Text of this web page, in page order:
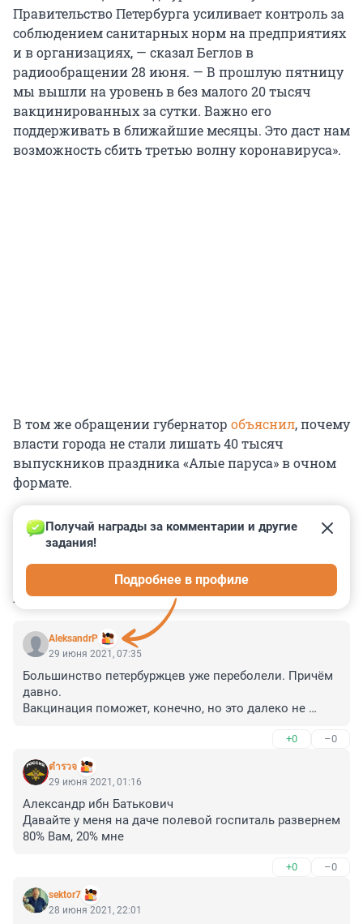
Правительство Петербурга усиливает контроль за
соблюдением санитарных норм на предприятиях
и в организациях, — сказал Беглов в
радиообращении 28 июня. — В прошлую пятницу
мы вышли на уровень в без малого 20 тысяч
вакцинированных за сутки. Важно его
поддерживать в ближайшие месяцы. Это даст нам
возможность сбить третью волну коронавируса».
В том же обращении губернатор объяснил, почему
власти города не стали лишать 40 тысяч
выпускников праздника «Алые паруса» в очном
формате.
КОММЕНТАРИИ 25
AleksandrP
Получай награды за комментарии и другие
задания!
Подробнее в профиле
29 июня 2021, 07:35
Большинство петербуржцев уже переболели. Причём
давно.
Вакцинация поможет, конечно, но это далеко не
Даже так: возраста 60-65, кто вынужден работать а не
сидеть подтопим и дачам.
+0 –0
ตำรวจ
29 июня 2021, 01:16
Александр ибн Батькович
Давайте у меня на даче полевой госпиталь развернем
80% Вам, 20% мне
+0 –0
sektor7
28 июня 2021, 22:01